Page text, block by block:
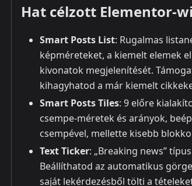
Hat célzott
Smart Posts List: Rugalmas
képméreteket, a kiemelt elemek
kivonatok megjelenítését.
kihagyhatod a már kiemelt
Smart Posts Tiles: 9 előre
csempe‑méretek és arányok,
csempével, mellette kisebb
Text Ticker: „Breaking news”
Beállíthatod az automatikus
saját lekérdezésből tölti a